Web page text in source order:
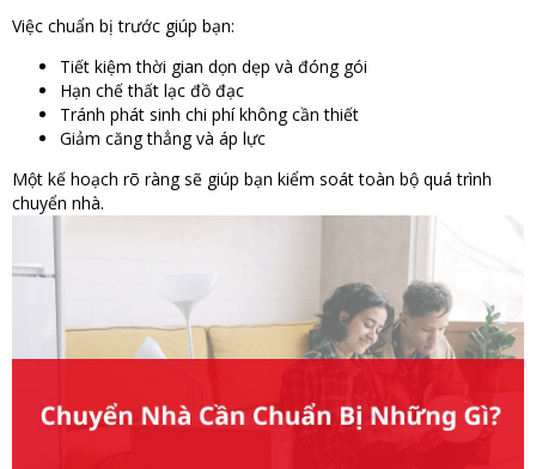
Việc chuẩn bị trước giúp bạn:
Tiết kiệm thời gian dọn dẹp và đóng gói
Hạn chế thất lạc đồ đạc
Tránh phát sinh chi phí không cần thiết
Giảm căng thẳng và áp lực
Một kế hoạch rõ ràng sẽ giúp bạn kiểm soát toàn bộ quá trình
chuyển nhà.